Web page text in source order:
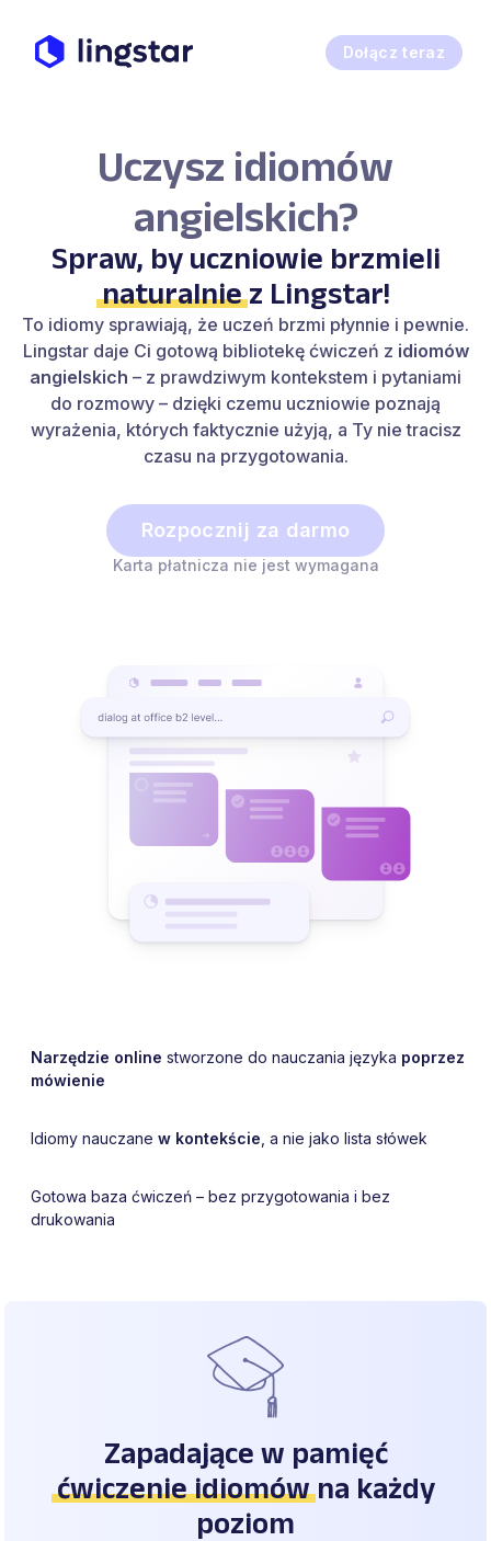
Dołącz teraz
Uczysz idiomów
angielskich?
Spraw, by uczniowie brzmieli
naturalniez Lingstar!
To idiomy sprawiają, że uczeń brzmi płynnie i pewnie.
Lingstar daje Ci gotową bibliotekę ćwiczeń z idiomów
angielskich – z prawdziwym kontekstem i pytaniami
do rozmowy – dzięki czemu uczniowie poznają
wyrażenia, których faktycznie użyją, a Ty nie tracisz
czasu na przygotowania.
Rozpocznij za darmo
Karta płatnicza nie jest wymagana
Narzędzie online stworzone do nauczania języka poprzez
mówienie
Idiomy nauczane w kontekście , a nie jako lista słówek
Gotowa baza ćwiczeń – bez przygotowania i bez
drukowania
Zapadające w pamięć
ćwiczenie idiomówna każdy
poziom